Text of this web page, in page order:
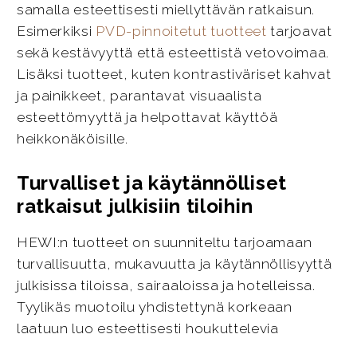
samalla esteettisesti miellyttävän ratkaisun.
Esimerkiksi PVD-pinnoitetut tuotteet tarjoavat
sekä kestävyyttä että esteettistä vetovoimaa.
Lisäksi tuotteet, kuten kontrastiväriset kahvat
ja painikkeet, parantavat visuaalista
esteettömyyttä ja helpottavat käyttöä
heikkonäköisille.
Turvalliset ja käytännölliset
ratkaisut julkisiin tiloihin
HEWI:n tuotteet on suunniteltu tarjoamaan
turvallisuutta, mukavuutta ja käytännöllisyyttä
julkisissa tiloissa, sairaaloissa ja hotelleissa.
Tyylikäs muotoilu yhdistettynä korkeaan
laatuun luo esteettisesti houkuttelevia